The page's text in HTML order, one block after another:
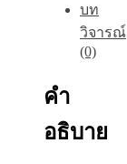
บท
วิจารณ์
(0)
คำ
อธิบาย